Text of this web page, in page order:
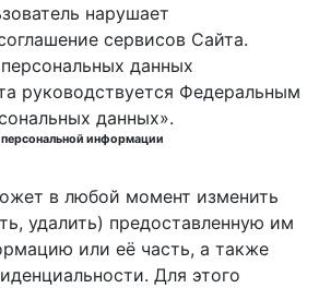
нарушает
сервисов Сайта.
данных
руководствуется Федеральным
данных».
информации
в любой момент изменить
удалить) предоставленную им
или её часть, а также
Для этого